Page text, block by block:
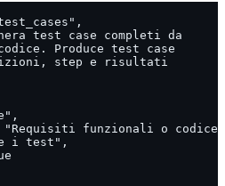
test case completi da
Produce test case
step e risultati
funzionali o codice
i test",